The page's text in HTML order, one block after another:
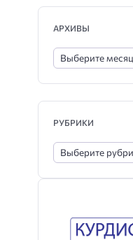
АРХИВЫ
РУБРИКИ